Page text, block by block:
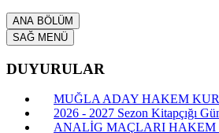
ANA BÖLÜM
SAĞ MENÜ
DUYURULAR
MUĞLA ADAY HAKEM
2026 - 2027 Sezon Kitapçığı
ANALİG MAÇLARI HAKEM